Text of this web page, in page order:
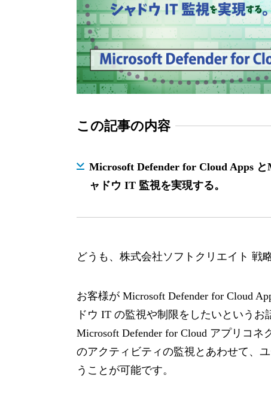
この記事の内容
Microsoft Defender for Cloud Apps
ャドウ IT 監視を実現する。
どうも、株式会社ソフトクリエイト 戦
お客様が Microsoft Defender for Cloud
ドウ IT の監視や制限をしたいというお
Microsoft Defender for Cloud アプリコ
のアクティビティの監視とあわせて、
うことが可能です。